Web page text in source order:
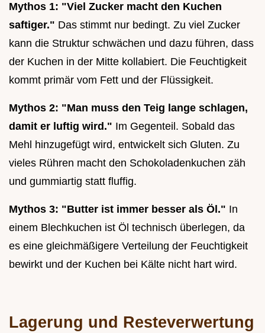
Mythos 1: "Viel Zucker macht den Kuchen
saftiger." Das stimmt nur bedingt. Zu viel Zucker
kann die Struktur schwächen und dazu führen, dass
der Kuchen in der Mitte kollabiert. Die Feuchtigkeit
kommt primär vom Fett und der Flüssigkeit.
Mythos 2: "Man muss den Teig lange schlagen,
damit er luftig wird." Im Gegenteil. Sobald das
Mehl hinzugefügt wird, entwickelt sich Gluten. Zu
vieles Rühren macht den Schokoladenkuchen zäh
und gummiartig statt fluffig.
Mythos 3: "Butter ist immer besser als Öl." In
einem Blechkuchen ist Öl technisch überlegen, da
es eine gleichmäßigere Verteilung der Feuchtigkeit
bewirkt und der Kuchen bei Kälte nicht hart wird.
Lagerung und Resteverwertung